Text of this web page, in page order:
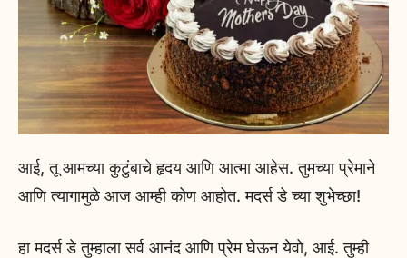
आई, तू आमच्या कुटुंबाचे हृदय आणि आत्मा आहेस. तुमच्या प्रेमाने
आणि त्यागामुळे आज आम्ही कोण आहोत. मदर्स डे च्या शुभेच्छा!
हा मदर्स डे तुम्हाला सर्व आनंद आणि प्रेम घेऊन येवो, आई. तुम्ही